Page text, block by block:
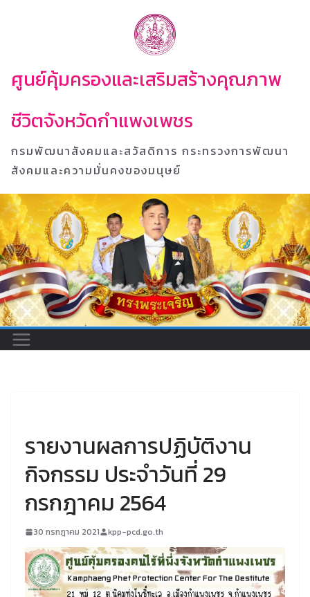
ศูนย์คุ้มครองและเสริมสร้างคุณภาพ
ชีวิตจังหวัดกำแพงเพชร
กรมพัฒนาสังคมและสวัสดิการ กระทรวงการพัฒนา
สังคมและความมั่นคงของมนุษย์
รายงานผลการปฏิบัติงาน
กิจกรรม ประจำวันที่ 29
กรกฎาคม 2564
30 กรกฎาคม 2021 kpp-pcd.go.th